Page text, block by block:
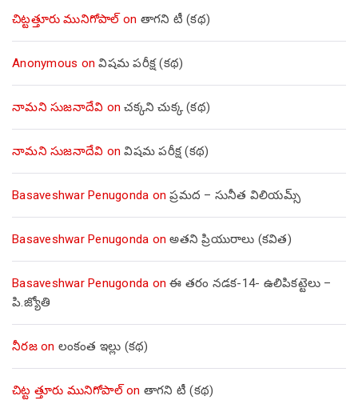
చిట్టత్తూరు మునిగోపాల్on తాగని టీ (కథ)
Anonymous onవిషమ పరీక్ష (క‌థ‌)
నామని సుజనాదేవి onచక్కని చుక్క (కథ)
నామని సుజనాదేవి onవిషమ పరీక్ష (క‌థ‌)
Basaveshwar Penugonda onప్రమద – సునీత విలియమ్స్
Basaveshwar Penugonda onఅతని ప్రియురాలు (కవిత)
Basaveshwar Penugonda onఈ తరం నడక-14- ఉలిపికట్టెలు –
పి.జ్యోతి
నీరజon లంకంత ఇల్లు (కథ)
చిట్ట త్తూరు మునిగోపాల్on తాగని టీ (కథ)